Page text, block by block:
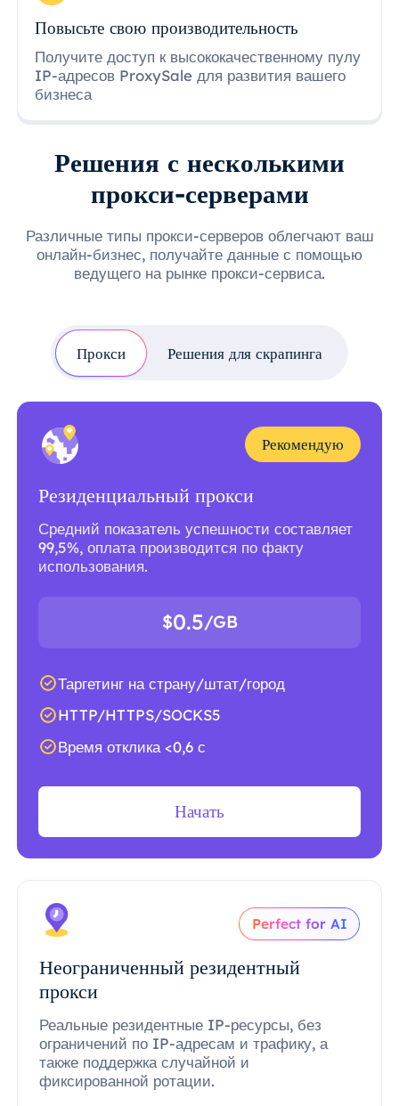
Повысьте свою производительность
Получите доступ к высококачественному пулу
IP-адресов ProxySale для развития вашего
бизнеса
Решения с несколькими
прокси-серверами
Различные типы прокси-серверов облегчают ваш
онлайн-бизнес, получайте данные с помощью
ведущего на рынке прокси-сервиса.
Прокси Решения для скрапинга
Рекомендую
Резиденциальный прокси
Средний показатель успешности составляет
99,5%, оплата производится по факту
использования.
$0.5/GB
Таргетинг на страну/штат/город
HTTP/HTTPS/SOCKS5
Время отклика <0,6 с
Начать
Perfect for AI
Неограниченный резидентный
прокси
Реальные резидентные IP-ресурсы, без
ограничений по IP-адресам и трафику, а
также поддержка случайной и
фиксированной ротации.